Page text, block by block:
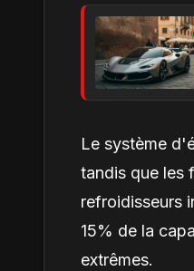
Le système
tandis que les
refroidisseurs
15% de la
extrêmes.